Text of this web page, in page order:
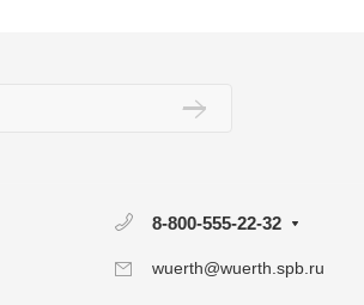
8-800-555-22-32
wuerth@wuerth.spb.ru